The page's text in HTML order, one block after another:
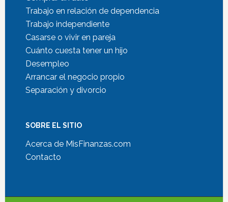
Trabajo en relación de dependencia
Trabajo independiente
Casarse o vivir en pareja
Cuánto cuesta tener un hijo
Desempleo
Arrancar el negocio propio
Separación y divorcio
SOBRE EL SITIO
Acerca de MisFinanzas.com
Contacto